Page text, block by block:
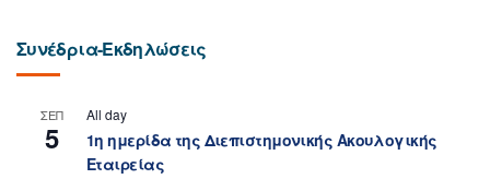
Συνέδρια-Εκδηλώσεις
ΣΕΠ
5
All day
1η ημερίδα της Διεπιστημονικής Ακουλογικής
Εταιρείας